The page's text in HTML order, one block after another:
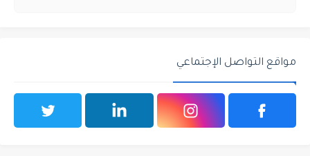
مواقع التواصل الإجتماعي